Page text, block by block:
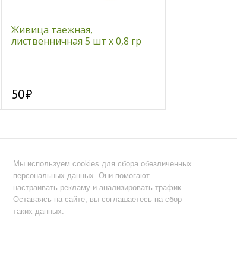
Живица таежная,
лиственничная 5 шт х 0,8 гр
50
Мы используем cookies для сбора обезличенных
персональных данных. Они помогают
настраивать рекламу и анализировать трафик.
Оставаясь на сайте, вы соглашаетесь на сбор
таких данных.